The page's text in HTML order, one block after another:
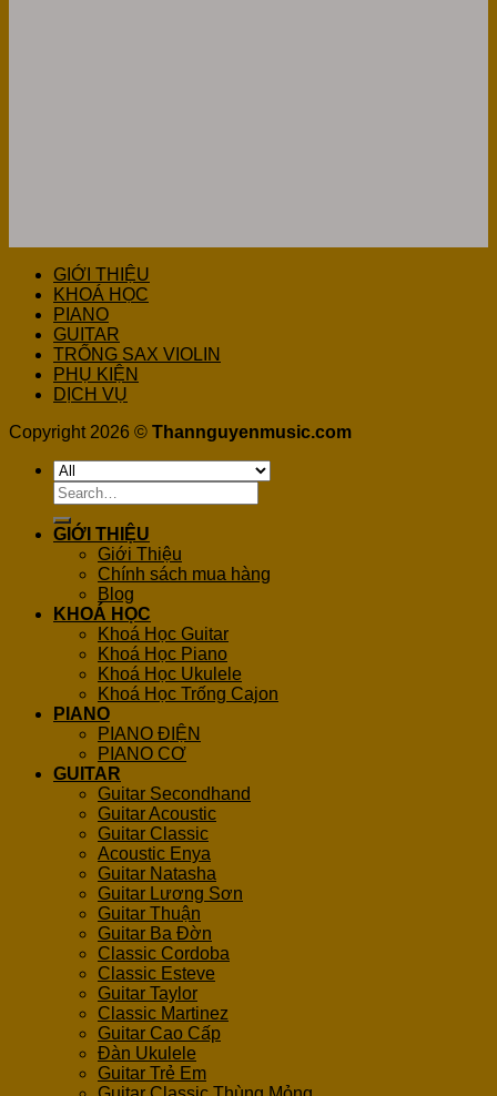
GIỚI THIỆU
KHOÁ HỌC
PIANO
GUITAR
TRỐNG SAX VIOLIN
PHỤ KIỆN
DỊCH VỤ
Copyright 2026 © Thannguyenmusic.com
Search
for:
GIỚI THIỆU
Giới Thiệu
Chính sách mua hàng
Blog
KHOÁ HỌC
Khoá Học Guitar
Khoá Học Piano
Khoá Học Ukulele
Khoá Học Trống Cajon
PIANO
PIANO ĐIỆN
PIANO CƠ
GUITAR
Guitar Secondhand
Guitar Acoustic
Guitar Classic
Acoustic Enya
Guitar Natasha
Guitar Lương Sơn
Guitar Thuận
Guitar Ba Đờn
Classic Cordoba
Classic Esteve
Guitar Taylor
Classic Martinez
Guitar Cao Cấp
Đàn Ukulele
Guitar Trẻ Em